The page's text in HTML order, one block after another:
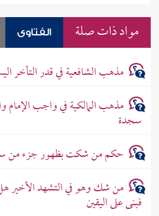
مواد ذات صلة الفتاوى
مذهب الشافعية في قدر التأخر
مذهب المالكية في واجب الإمام
سجدة
حكم من شكت بظهور جزء من
من شك وهو في التشهد الأخير هل
فبنى على اليقين